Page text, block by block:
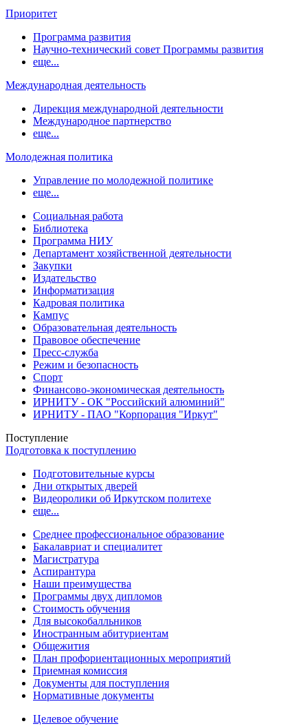
Приоритет
Программа развития
Научно-технический совет Программы развития
еще...
Международная деятельность
Дирекция международной деятельности
Международное партнерство
еще...
Молодежная политика
Управление по молодежной политике
еще...
Социальная работа
Библиотека
Программа НИУ
Департамент хозяйственной деятельности
Закупки
Издательство
Информатизация
Кадровая политика
Кампус
Образовательная деятельность
Правовое обеспечение
Пресс-служба
Режим и безопасность
Спорт
Финансово-экономическая деятельность
ИРНИТУ - ОК "Российский алюминий"
ИРНИТУ - ПАО "Корпорация "Иркут"
Поступление
Подготовка к поступлению
Подготовительные курсы
Дни открытых дверей
Видеоролики об Иркутском политехе
еще...
Cреднее профессиональное образование
Бакалавриат и специалитет
Магистратура
Аспирантура
Наши преимущества
Программы двух дипломов
Стоимость обучения
Для высокобалльников
Иностранным абитуриентам
Общежития
План профориентационных мероприятий
Приемная комиссия
Документы для поступления
Нормативные документы
Целевое обучение